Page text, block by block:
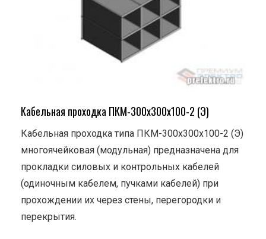
Кабельная проходка ПКМ-300х300х100-2 (Э)
Кабельная проходка типа ПКМ-300х300х100-2 (Э)
многоячейковая (модульная) предназначена для
прокладки силовых и контрольных кабелей
(одиночным кабелем, пучками кабелей) при
прохождении их через стены, перегородки и
перекрытия.